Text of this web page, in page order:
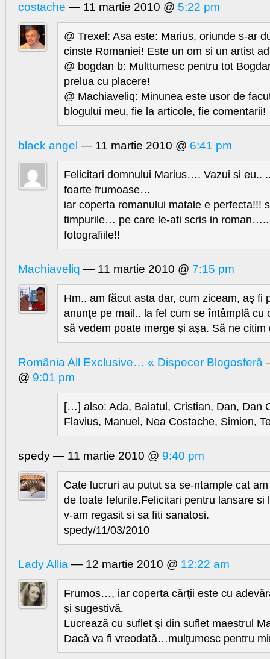
costache — 11 martie 2010 @ 5:22 pm
@ Trexel: Asa este: Marius, oriunde s-ar
cinste Romaniei! Este un om si un artist
@ bogdan b: Multtumesc pentru tot
prelua cu placere!
@ Machiaveliq: Minunea este usor de
blogului meu, fie la articole, fie comentarii!
black angel — 11 martie 2010 @ 6:41 pm
Felicitari domnului Marius…. Vazui si eu..
foarte frumoase…
iar coperta romanului matale e perfecta!!!
timpurile… pe care le-ati scris in roman…..
fotografiile!!
Machiaveliq — 11 martie 2010 @ 7:15 pm
Hm.. am făcut asta dar, cum ziceam, aş fi
anunţe pe mail.. la fel cum se întâmplă cu
să vedem poate merge şi aşa. Să ne
România All Exclusive… « Dispecer Blogosferă
@ 9:01 pm
[…] also: Ada, Baiatul, Cristian, Dan, Dan
Flavius, Manuel, Nea Costache, Simion,
spedy — 11 martie 2010 @ 9:40 pm
Cate lucruri au putut sa se-ntample cat
de toate felurile.Felicitari pentru lansare si
v-am regasit si sa fiti sanatosi.
spedy/11/03/2010
Lady Allia — 12 martie 2010 @ 12:22 am
Frumos…, iar coperta cărţii este cu
şi sugestivă.
Lucrează cu suflet şi din suflet maestrul
Dacă va fi vreodată…mulţumesc pentru